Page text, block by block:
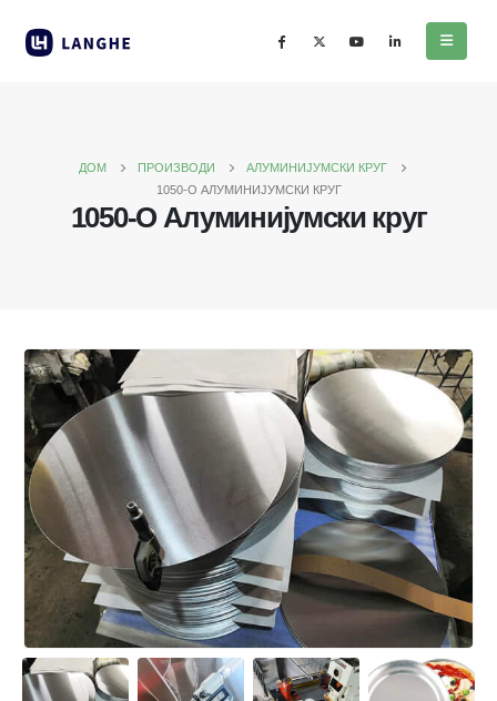
ДОМ ПРОИЗВОДИ
АЛУМИНИЈУМСКИ КРУГ
1050-О АЛУМИНИЈУМСКИ КРУГ
1050-О Алуминијумски круг